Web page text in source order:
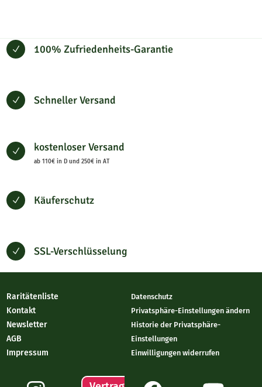
N 100% Zufriedenheits-Garantie
N Schneller Versand
N kostenloser Versand
ab 110€ in D und 250€ in AT
N Käuferschutz
N SSL-Verschlüsselung
Raritätenliste
Kontakt
Newsletter
AGB
Impressum
Datenschutz
Privatsphäre-Einstellungen ändern
Historie der Privatsphäre-
Einstellungen
Einwilligungen widerrufen